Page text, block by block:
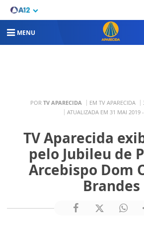
MENU
POR TV APARECIDA EM TV APARECIDA
ATUALIZADA EM 31 MAI 2019
TV Aparecida
pelo Jubileu de
Arcebispo Dom
Brandes